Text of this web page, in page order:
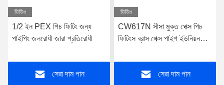
ভিডিও
1/2 ইন PEX পিচ ফিটিং জন্য
পাইপিং জলরোধী জারা প্রতিরোধী
সেরা দাম পান
ভিডিও
CW617N সীসা মুক্ত পেক্স পিচ
ফিটিংস ব্রাস পেক্স পাইপ ইউনিয়ন
সেরা দাম পান